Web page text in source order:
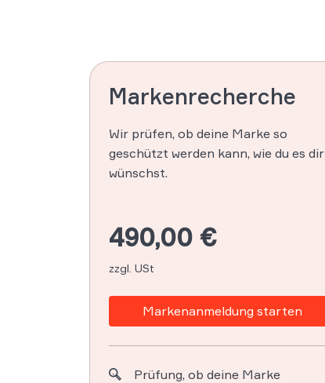
Markenrecherche
Wir prüfen, ob deine Marke so
geschützt werden kann, wie du es dir
wünschst.
490,00 €
zzgl. USt
Markenanmeldung starten
Prüfung, ob deine Marke